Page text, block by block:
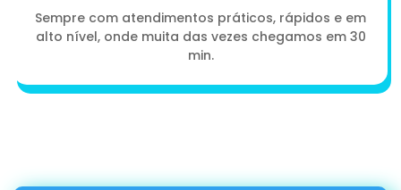
Sempre com atendimentos práticos, rápidos e em
alto nível, onde muita das vezes chegamos em 30
min.